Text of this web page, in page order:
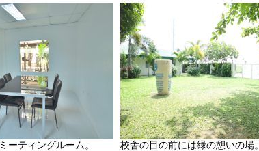
ーティングルーム。
校舎の目の前には緑の憩いの場。